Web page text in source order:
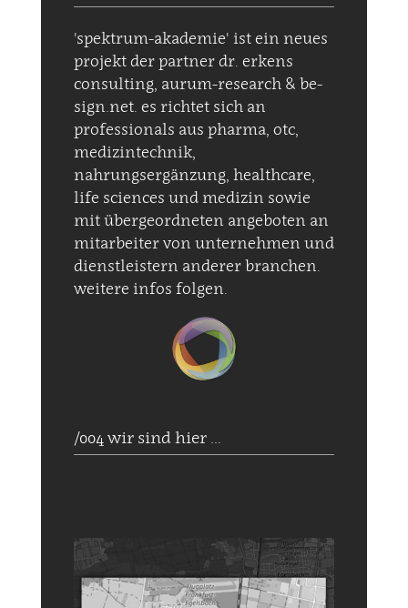
'spektrum-akademie' ist ein neues
projekt der partner dr. erkens
consulting, aurum-research & be-
sign.net. es richtet sich an
professionals aus pharma, otc,
medizintechnik,
nahrungsergänzung, healthcare,
life sciences und medizin sowie
mit übergeordneten angeboten an
mitarbeiter von unternehmen und
dienstleistern anderer branchen.
weitere infos folgen.
/004 wir sind hier ...